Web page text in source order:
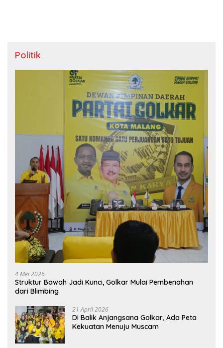
Politik
4 Mei 2026
Struktur Bawah Jadi Kunci, Golkar Mulai Pembenahan
dari Blimbing
21 April 2026
Di Balik Anjangsana Golkar, Ada Peta
Kekuatan Menuju Muscam